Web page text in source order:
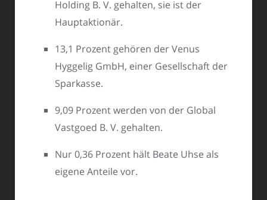
Holding B. V. gehalten, sie ist der
Hauptaktionär.
13,1 Prozent gehören der Venus
Hyggelig GmbH, einer Gesellschaft der
Sparkasse.
9,09 Prozent werden von der Global
Vastgoed B. V. gehalten.
Nur 0,36 Prozent hält Beate Uhse als
eigene Anteile vor.